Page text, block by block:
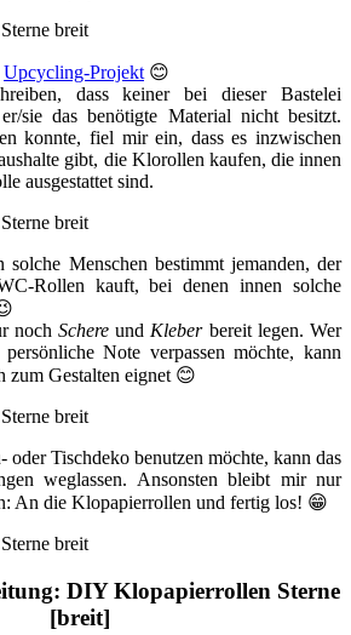
Upcycling-Projekt 😊
dass keiner bei dieser Bastelei
sie das benötigte Material nicht besitzt.
konnte, fiel mir ein, dass es inzwischen
gibt, die Klorollen kaufen, die innen
ausgestattet sind.
solche Menschen bestimmt jemanden, der
Rollen kauft, bei denen innen solche
noch Schere und Kleberbereit legen. Wer
Note verpassen möchte, kann
zum Gestalten eignet 😊
oder Tischdeko benutzen möchte, kann das
weglassen. Ansonsten bleibt mir nur
An die Klopapierrollen und fertig los! 😁
DIY Klopapierrollen Sterne
[breit]